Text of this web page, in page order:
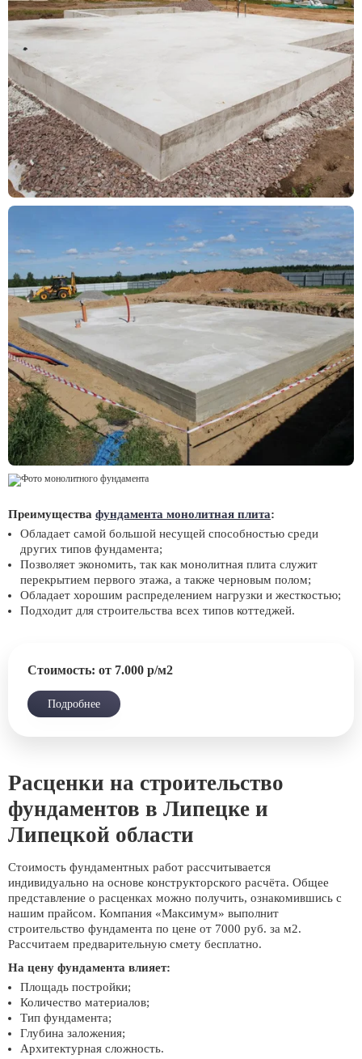
Преимущества фундамента монолитная плита:
Обладает самой большой несущей способностью среди
других типов фундамента;
Позволяет экономить, так как монолитная плита служит
перекрытием первого этажа, а также черновым полом;
Обладает хорошим распределением нагрузки и жесткостью;
Подходит для строительства всех типов коттеджей.
Стоимость: от 7.000 р/м2
Подробнее
Расценки на строительство
фундаментов в Липецке и
Липецкой области
Стоимость фундаментных работ рассчитывается
индивидуально на основе конструкторского расчёта. Общее
представление о расценках можно получить, ознакомившись с
нашим прайсом. Компания «Максимум» выполнит
строительство фундамента по цене от 7000 руб. за м2.
Рассчитаем предварительную смету бесплатно.
На цену фундамента влияет:
Площадь постройки;
Количество материалов;
Тип фундамента;
Глубина заложения;
Архитектурная сложность.